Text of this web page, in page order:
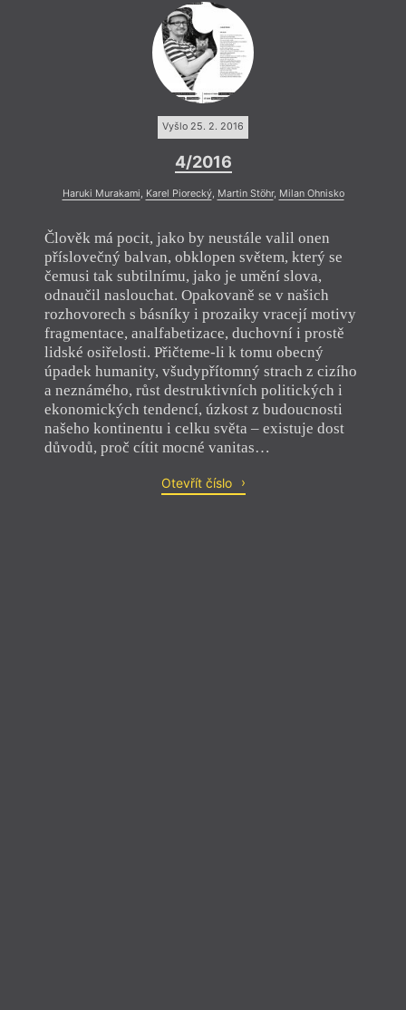
Vyšlo 25. 2. 2016
4/2016
Haruki Murakami, Karel Piorecký, Martin Stöhr, Milan Ohnisko
Člověk má pocit, jako by neustále valil onen
příslovečný balvan, obklopen světem, který se
čemusi tak subtilnímu, jako je umění slova,
odnaučil naslouchat. Opakovaně se v našich
rozhovorech s básníky i prozaiky vracejí motivy
fragmentace, analfabetizace, duchovní i prostě
lidské osiřelosti. Přičteme-li k tomu obecný
úpadek humanity, všudypřítomný strach z cizího
a neznámého, růst destruktivních politických i
ekonomických tendencí, úzkost z budoucnosti
našeho kontinentu i celku světa – existuje dost
důvodů, proč cítit mocné vanitas…
Otevřít číslo